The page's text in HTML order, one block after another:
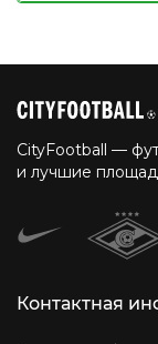
CityFootball —
и лучшие
Контактная